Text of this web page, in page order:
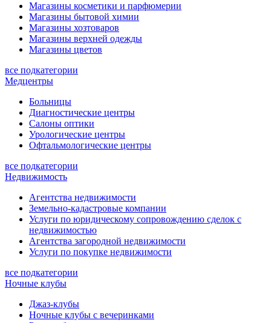
Магазины косметики и парфюмерии
Магазины бытовой химии
Магазины хозтоваров
Магазины верхней одежды
Магазины цветов
все подкатегории
Медцентры
Больницы
Диагностические центры
Салоны оптики
Урологические центры
Офтальмологические центры
все подкатегории
Недвижимость
Агентства недвижимости
Земельно-кадастровые компании
Услуги по юридическому сопровождению сделок с
недвижимостью
Агентства загородной недвижимости
Услуги по покупке недвижимости
все подкатегории
Ночные клубы
Джаз-клубы
Ночные клубы с вечеринками